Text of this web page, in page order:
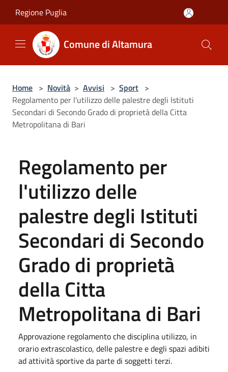
Regione Puglia
Comune di Altamura
Home > Novità > Avvisi > Sport >
Regolamento per l'utilizzo delle palestre degli Istituti
Secondari di Secondo Grado di proprietà della Citta
Metropolitana di Bari
Regolamento per
l'utilizzo delle
palestre degli Istituti
Secondari di Secondo
Grado di proprietà
della Citta
Metropolitana di Bari
Approvazione regolamento che disciplina utilizzo, in
orario extrascolastico, delle palestre e degli spazi adibiti
ad attività sportive da parte di soggetti terzi.